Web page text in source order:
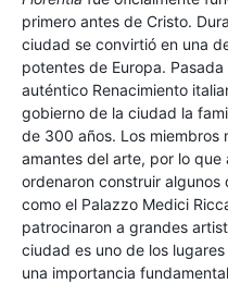
primero antes de Cristo.
ciudad se convirtió en una
potentes de Europa.
auténtico Renacimiento
gobierno de la ciudad la
de 300 años. Los miembros
amantes del arte, por lo que
ordenaron construir algunos
como el Palazzo Medici
patrocinaron a grandes
ciudad es uno de los
una importancia